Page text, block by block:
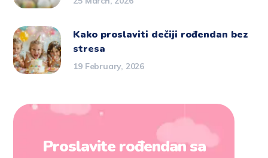
Kako proslaviti dečiji rođendan bez
stresa
19 February, 2026
Proslavite rođendan sa